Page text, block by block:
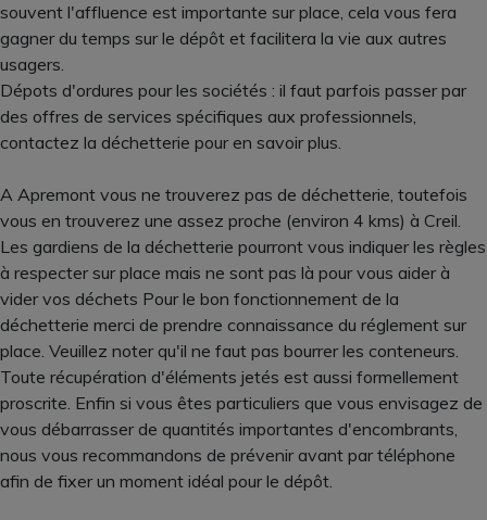
souvent l'affluence est importante sur place, cela vous fera
gagner du temps sur le dépôt et facilitera la vie aux autres
usagers.
Dépots d'ordures pour les sociétés : il faut parfois passer par
des offres de services spécifiques aux professionnels,
contactez la déchetterie pour en savoir plus.
A Apremont vous ne trouverez pas de déchetterie, toutefois
vous en trouverez une assez proche (environ 4 kms) à Creil.
Les gardiens de la déchetterie pourront vous indiquer les règles
à respecter sur place mais ne sont pas là pour vous aider à
vider vos déchets Pour le bon fonctionnement de la
déchetterie merci de prendre connaissance du réglement sur
place. Veuillez noter qu'il ne faut pas bourrer les conteneurs.
Toute récupération d'éléments jetés est aussi formellement
proscrite. Enfin si vous êtes particuliers que vous envisagez de
vous débarrasser de quantités importantes d'encombrants,
nous vous recommandons de prévenir avant par téléphone
afin de fixer un moment idéal pour le dépôt.